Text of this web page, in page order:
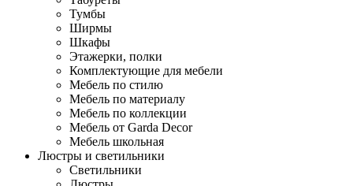
Тумбы
Ширмы
Шкафы
Этажерки, полки
Комплектующие для мебели
Мебель по стилю
Мебель по материалу
Мебель по коллекции
Мебель от Garda Decor
Мебель школьная
Люстры и светильники
Светильники